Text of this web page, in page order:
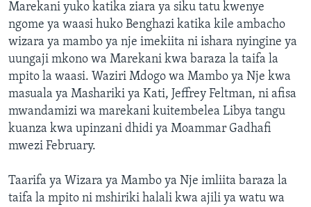
Marekani yuko katika ziara ya siku tatu kwenye
ngome ya waasi huko Benghazi katika kile ambacho
wizara ya mambo ya nje imekiita ni ishara nyingine ya
uungaji mkono wa Marekani kwa baraza la taifa la
mpito la waasi. Waziri Mdogo wa Mambo ya Nje kwa
masuala ya Mashariki ya Kati, Jeffrey Feltman, ni afisa
mwandamizi wa marekani kuitembelea Libya tangu
kuanza kwa upinzani dhidi ya Moammar Gadhafi
mwezi February.
Taarifa ya Wizara ya Mambo ya Nje imliita baraza la
taifa la mpito ni mshiriki halali kwa ajili ya watu wa